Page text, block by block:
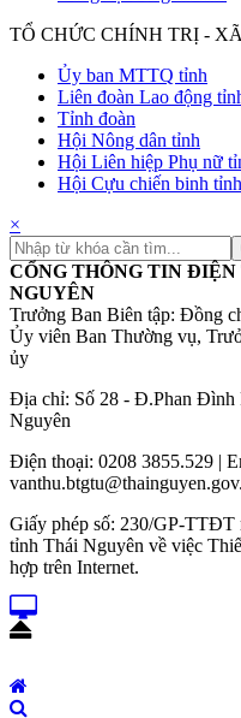
TỔ CHỨC CHÍNH TRỊ -
Ủy ban MTTQ tỉnh
Liên đoàn Lao động
Tỉnh đoàn
Hội Nông dân tỉnh
Hội Liên hiệp Phụ nữ
Hội Cựu chiến binh tỉnh
×
CỔNG THÔNG TIN
NGUYÊN
Trưởng Ban Biên tập: Đồng
Ủy viên Ban Thường vụ,
ủy
Địa chỉ: Số 28 - Đ.Phan Đình
Nguyên
Điện thoại: 0208 3855.529 |
Giấy phép số: 230/GP-
tỉnh Thái Nguyên về việc
hợp trên Internet.